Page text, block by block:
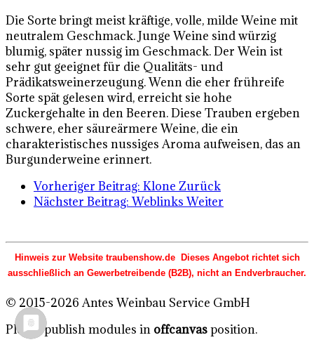
Die Sorte bringt meist kräftige, volle, milde Weine mit
neutralem Geschmack. Junge Weine sind würzig
blumig, später nussig im Geschmack. Der Wein ist
sehr gut geeignet für die Qualitäts- und
Prädikatsweinerzeugung. Wenn die eher frühreife
Sorte spät gelesen wird, erreicht sie hohe
Zuckergehalte in den Beeren. Diese Trauben ergeben
schwere, eher säureärmere Weine, die ein
charakteristisches nussiges Aroma aufweisen, das an
Burgunderweine erinnert.
Vorheriger Beitrag: Klone Zurück
Nächster Beitrag: WeblinksWeiter
Hinweis zur Website traubenshow.de Dieses Angebot richtet sich
ausschließlich an Gewerbetreibende (B2B), nicht an Endverbraucher.
© 2015-2026 Antes Weinbau Service GmbH
Please publish modules in offcanvasposition.